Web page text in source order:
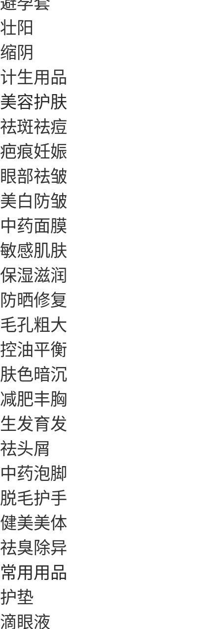
壮阳
缩阴
计生用品
美容护肤
祛斑祛痘
疤痕妊娠
眼部祛皱
美白防皱
中药面膜
敏感肌肤
保湿滋润
防晒修复
毛孔粗大
控油平衡
肤色暗沉
减肥丰胸
生发育发
祛头屑
中药泡脚
脱毛护手
健美美体
祛臭除异
常用用品
护垫
滴眼液